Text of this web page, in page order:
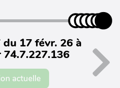
du 17 févr. 26 à
74.7.227.136
actuelle